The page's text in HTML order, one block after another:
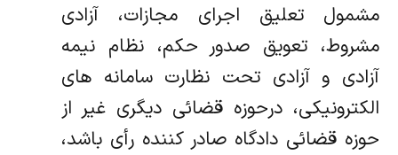
مشمول تعلیق اجرای مجازات، آزادی
مشروط، تعویق صدور حکم، نظام نیمه
آزادی و آزادی تحت نظارت سامانه های
الکترونیکی، درحوزه قضائی دیگری غیر از
حوزه قضائی دادگاه صادر کننده رأی باشد،